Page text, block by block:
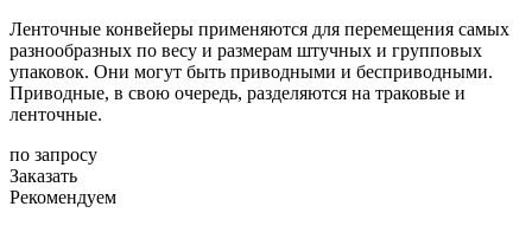
Ленточные конвейеры применяются для перемещения самых
разнообразных по весу и размерам штучных и групповых
упаковок. Они могут быть приводными и бесприводными.
Приводные, в свою очередь, разделяются на траковые и
ленточные.
по запросу
Заказать
Рекомендуем